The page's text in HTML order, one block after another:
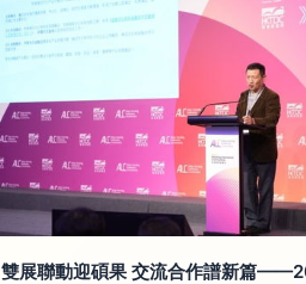
雙展聯動迎碩果 交流合作譜新篇